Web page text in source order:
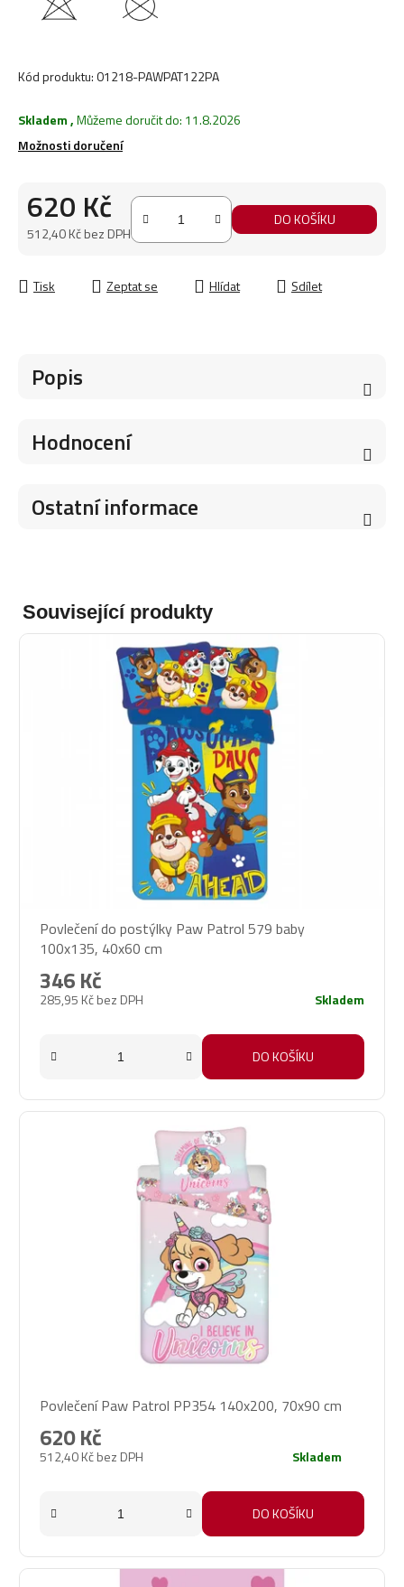
Kód produktu:01218-PAWPAT122PA
Skladem,Můžeme doručit do: 11.8.2026
Možnosti doručení
620 Kč
512,40 Kč bez DPH
DO KOŠÍKU
Tisk Zeptat se Hlídat Sdílet
Popis
Hodnocení
Ostatní informace
Související produkty
Povlečení do postýlky Paw Patrol 579 baby
100x135, 40x60 cm
285,95 Kč bez DPH
346 Kč
Skladem
DO KOŠÍKU
Povlečení Paw Patrol PP354 140x200, 70x90 cm
512,40 Kč bez DPH
620 Kč
Skladem
DO KOŠÍKU